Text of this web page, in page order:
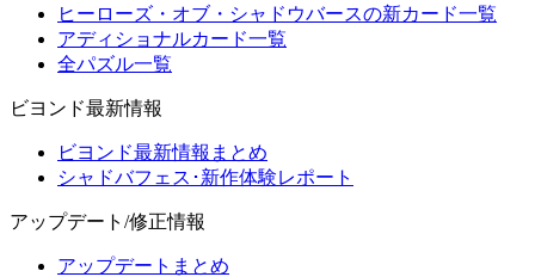
ヒーローズ・オブ・シャドウバースの新カード一覧
アディショナルカード一覧
全パズル一覧
ビヨンド最新情報
ビヨンド最新情報まとめ
シャドバフェス･新作体験レポート
アップデート/修正情報
アップデートまとめ